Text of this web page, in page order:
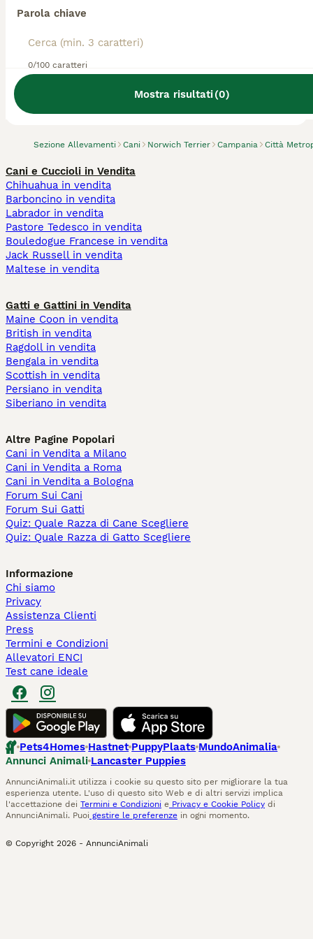
Parola chiave
0/100 caratteri
Mostra risultati(0)
Sezione Allevamenti Cani Norwich Terrier Campania Città
Abbiamo trovato 0 Allevamento di Norwich
Terrier, Portici.
Cani e Cuccioli in Vendita
Chihuahua in vendita
Barboncino in vendita
Labrador in vendita
Pastore Tedesco in vendita
Bouledogue Francese in vendita
Jack Russell in vendita
Maltese in vendita
Gatti e Gattini in Vendita
Maine Coon in vendita
British in vendita
Ragdoll in vendita
Bengala in vendita
Scottish in vendita
Persiano in vendita
Siberiano in vendita
Altre Pagine Popolari
Cani in Vendita a Milano
Cani in Vendita a Roma
Cani in Vendita a Bologna
Forum Sui Cani
Forum Sui Gatti
Quiz: Quale Razza di Cane Scegliere
Quiz: Quale Razza di Gatto Scegliere
Informazione
Chi siamo
Privacy
Assistenza Clienti
Press
Termini e Condizioni
Allevatori ENCI
Test cane ideale
Pets4Homes Hastnet PuppyPlaats MundoAnimalia
Annunci Animali Lancaster Puppies
AnnunciAnimali.it utilizza i cookie su questo sito per migliorare la tua
esperienza utente. L'uso di questo sito Web e di altri servizi implica
l'accettazione dei Termini e Condizioni e Privacy e Cookie Policy di
AnnunciAnimali. Puoi gestire le preferenze in ogni momento.
© Copyright 2026 - AnnunciAnimali